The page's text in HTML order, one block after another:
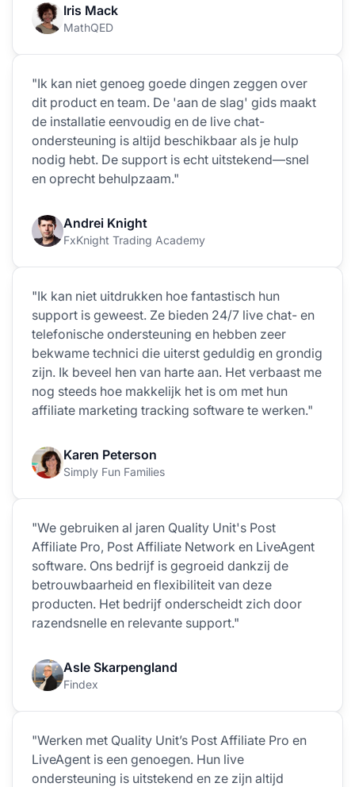
Iris Mack
MathQED
"Ik kan niet genoeg goede dingen zeggen over
dit product en team. De 'aan de slag' gids maakt
de installatie eenvoudig en de live chat-
ondersteuning is altijd beschikbaar als je hulp
nodig hebt. De support is echt uitstekend—snel
en oprecht behulpzaam."
Andrei Knight
FxKnight Trading Academy
"Ik kan niet uitdrukken hoe fantastisch hun
support is geweest. Ze bieden 24/7 live chat- en
telefonische ondersteuning en hebben zeer
bekwame technici die uiterst geduldig en grondig
zijn. Ik beveel hen van harte aan. Het verbaast me
nog steeds hoe makkelijk het is om met hun
affiliate marketing tracking software te werken."
Karen Peterson
Simply Fun Families
"We gebruiken al jaren Quality Unit's Post
Affiliate Pro, Post Affiliate Network en LiveAgent
software. Ons bedrijf is gegroeid dankzij de
betrouwbaarheid en flexibiliteit van deze
producten. Het bedrijf onderscheidt zich door
razendsnelle en relevante support."
Asle Skarpengland
Findex
"Werken met Quality Unit’s Post Affiliate Pro en
LiveAgent is een genoegen. Hun live
ondersteuning is uitstekend en ze zijn altijd